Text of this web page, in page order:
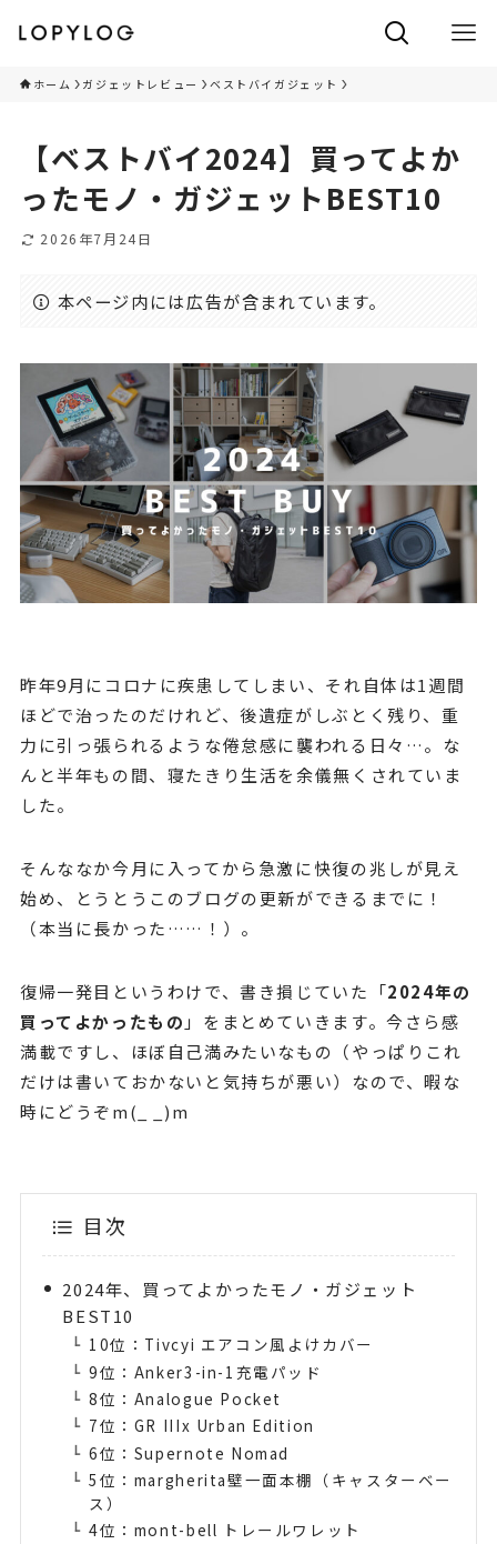
ホーム ガジェットレビュー ベストバイガジェット
【ベストバイ2024】買ってよか
ったモノ・ガジェットBEST10
2026年7月24日
本ページ内には広告が含まれています。
昨年9月にコロナに疾患してしまい、それ自体は1週間
ほどで治ったのだけれど、後遺症がしぶとく残り、重
力に引っ張られるような倦怠感に襲われる日々…。な
んと半年もの間、寝たきり生活を余儀無くされていま
した。
そんななか今月に入ってから急激に快復の兆しが見え
始め、とうとうこのブログの更新ができるまでに！
（本当に長かった……！）。
復帰一発目というわけで、書き損じていた「2024年の
買ってよかったもの 」をまとめていきます。今さら感
満載ですし、ほぼ自己満みたいなもの（やっぱりこれ
だけは書いておかないと気持ちが悪い）なので、暇な
時にどうぞm(_ _)m
目次
2024年、買ってよかったモノ・ガジェット
BEST10
10位：Tivcyi エアコン風よけカバー
9位：Anker3-in-1充電パッド
8位：Analogue Pocket
7位：GR IIIx Urban Edition
6位：Supernote Nomad
5位：margherita壁一面本棚（キャスターベー
ス）
4位：mont-bell トレールワレット